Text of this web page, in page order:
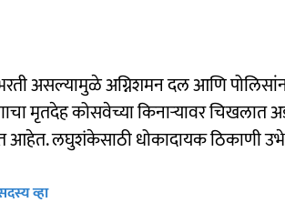
भरती असल्यामुळे अग्निशमन दल आणि
मृतदेह कोसवेच्या किनाऱ्यावर चिखलात
आहेत. लघुशंकेसाठी धोकादायक ठिकाणी
व्हा